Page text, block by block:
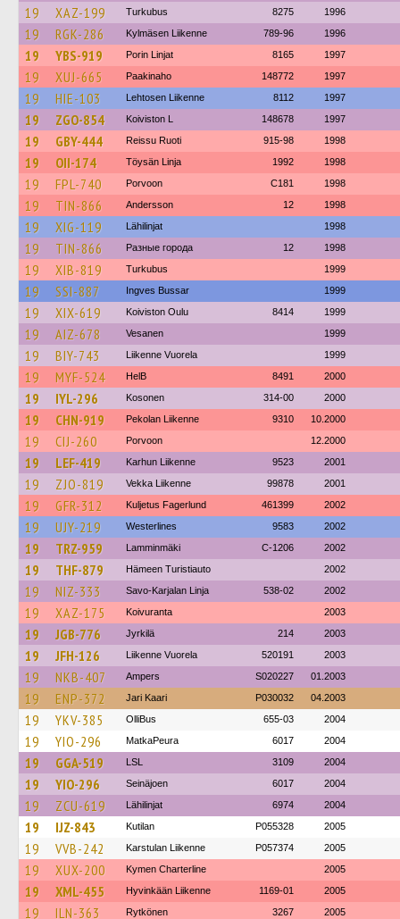
19 XAZ-199 Turkubus 8275 1996
19 RGK-286 Kylmäsen Liikenne 789-96 1996
19 YBS-919 Porin Linjat 8165 1997
19 XUJ-665 Paakinaho 148772 1997
19 HIE-103 Lehtosen Liikenne 8112 1997
19 ZGO-854 Koiviston L 148678 1997
19 GBY-444 Reissu Ruoti 915-98 1998
19 OII-174 Töysän Linja 1992 1998
19 FPL-740 Porvoon C181 1998
19 TIN-866 Andersson 12 1998
19 XIG-119 Lähilinjat 1998
19 TIN-866 Разные города 12 1998
19 XIB-819 Turkubus 1999
19 SSI-887 Ingves Bussar 1999
19 XIX-619 Koiviston Oulu 8414 1999
19 AIZ-678 Vesanen 1999
19 BIY-743 Liikenne Vuorela 1999
19 MYF-524 HelB 8491 2000
19 IYL-296 Kosonen 314-00 2000
19 CHN-919 Pekolan Liikenne 9310 10.2000
19 CIJ-260 Porvoon 12.2000
19 LEF-419 Karhun Liikenne 9523 2001
19 ZJO-819 Vekka Liikenne 99878 2001
19 GFR-312 Kuljetus Fagerlund 461399 2002
19 UJY-219 Westerlines 9583 2002
19 TRZ-959 Lamminmäki C-1206 2002
19 THF-879 Hämeen Turistiauto 2002
19 NIZ-333 Savo-Karjalan Linja 538-02 2002
19 XAZ-175 Koivuranta 2003
19 JGB-776 Jyrkilä 214 2003
19 JFH-126 Liikenne Vuorela 520191 2003
19 NKB-407 Ampers S020227 01.2003
19 ENP-372 Jari Kaari P030032 04.2003
19 YKV-385 OlliBus 655-03 2004
19 YIO-296 MatkaPeura 6017 2004
19 GGA-519 LSL 3109 2004
19 YIO-296 Seinäjoen 6017 2004
19 ZCU-619 Lähilinjat 6974 2004
19 IJZ-843 Kutilan P055328 2005
19 VVB-242 Karstulan Liikenne P057374 2005
19 XUX-200 Kymen Charterline 2005
19 XML-455 Hyvinkään Liikenne 1169-01 2005
19 ILN-363 Rytkönen 3267 2005